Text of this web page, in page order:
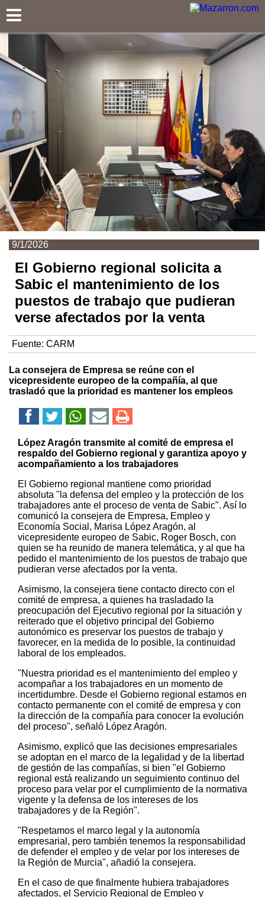
9/1/2026
El Gobierno regional solicita a
Sabic el mantenimiento de los
puestos de trabajo que pudieran
verse afectados por la venta
Fuente: CARM
La consejera de Empresa se reúne con el
vicepresidente europeo de la compañía, al que
trasladó que la prioridad es mantener los empleos
López Aragón transmite al comité de empresa el
respaldo del Gobierno regional y garantiza apoyo y
acompañamiento a los trabajadores
El Gobierno regional mantiene como prioridad
absoluta "la defensa del empleo y la protección de los
trabajadores ante el proceso de venta de Sabic". Así lo
comunicó la consejera de Empresa, Empleo y
Economía Social, Marisa López Aragón, al
vicepresidente europeo de Sabic, Roger Bosch, con
quien se ha reunido de manera telemática, y al que ha
pedido el mantenimiento de los puestos de trabajo que
pudieran verse afectados por la venta.
Asimismo, la consejera tiene contacto directo con el
comité de empresa, a quienes ha trasladado la
preocupación del Ejecutivo regional por la situación y
reiterado que el objetivo principal del Gobierno
autonómico es preservar los puestos de trabajo y
favorecer, en la medida de lo posible, la continuidad
laboral de los empleados.
"Nuestra prioridad es el mantenimiento del empleo y
acompañar a los trabajadores en un momento de
incertidumbre. Desde el Gobierno regional estamos en
contacto permanente con el comité de empresa y con
la dirección de la compañía para conocer la evolución
del proceso", señaló López Aragón.
Asimismo, explicó que las decisiones empresariales
se adoptan en el marco de la legalidad y de la libertad
de gestión de las compañías, si bien "el Gobierno
regional está realizando un seguimiento continuo del
proceso para velar por el cumplimiento de la normativa
vigente y la defensa de los intereses de los
trabajadores y de la Región".
"Respetamos el marco legal y la autonomía
empresarial, pero también tenemos la responsabilidad
de defender el empleo y de velar por los intereses de
la Región de Murcia", añadió la consejera.
En el caso de que finalmente hubiera trabajadores
afectados, el Servicio Regional de Empleo y